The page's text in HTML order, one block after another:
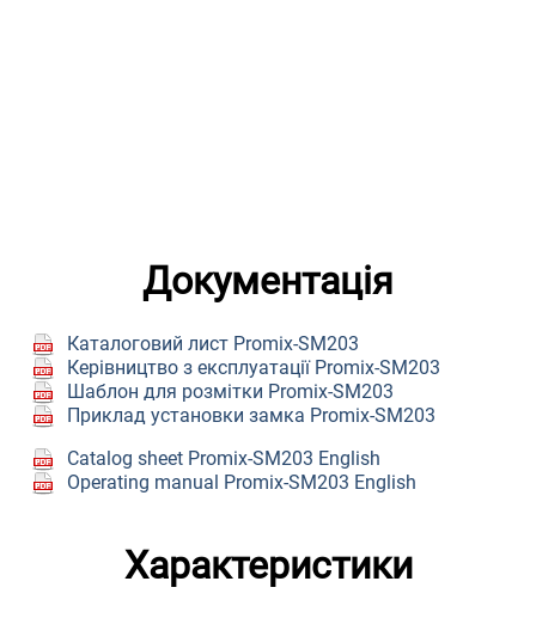
Документація
Каталоговий лист Promix-SM203
Керівництво з експлуатації Promix-SM203
Шаблон для розмітки Promix-SM203
Приклад установки замка Promix-SM203
Сatalog sheet Promix-SM203 English
Operating manual Promix-SM203 English
Характеристики